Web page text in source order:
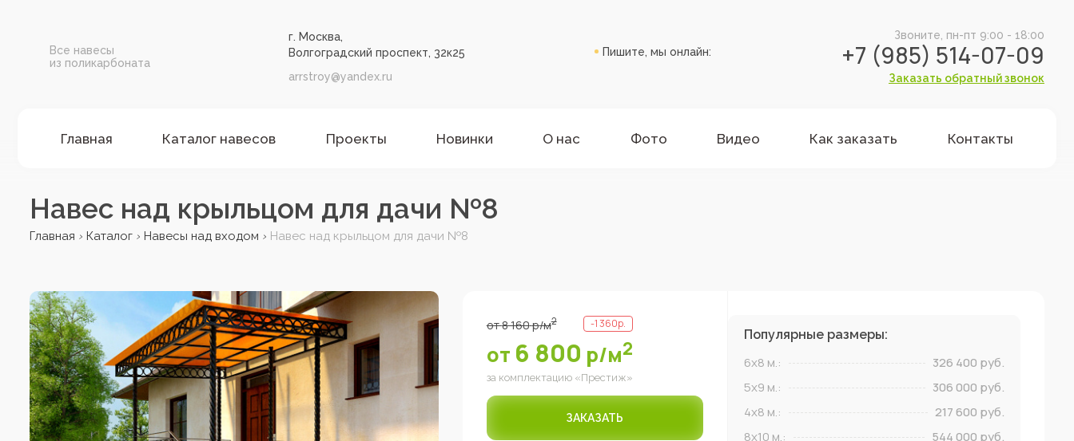
Все навесы
из поликарбоната
г. Москва,
Волгоградский проспект, 32к25
arrstroy@yandex.ru
Пишите, мы онлайн:
Звоните, пн-пт 9:00 - 18:00
+7 (985) 514-07-09
Заказать обратный звонок
Главная Каталог навесов Проекты Новинки О нас Фото Видео Как заказать Контакты
Навес над крыльцом для дачи №8
Главная › Каталог › Навесы над входом › Навес над крыльцом для дачи №8
от8 160р/м2 -1 360р.
от 6 800 р/м2
за комплектацию «Престиж»
ЗАКАЗАТЬ
Популярные размеры:
6x8 м.: 326 400 руб.
5x9 м.: 306 000 руб.
4x8 м.: 217 600 руб.
8x10 м.: 544 000 руб.